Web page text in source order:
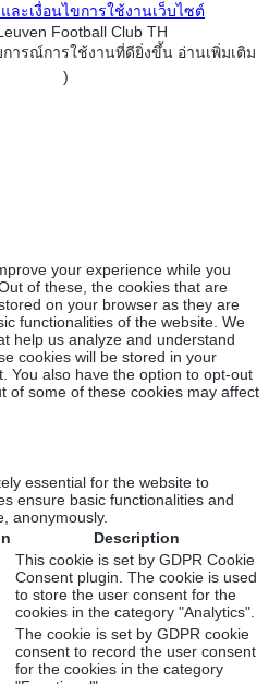
ะเงื่อนไขการใช้งานเว็บไซต์
Football Club TH
ารณ์การใช้งานที่ดียิ่งขึ้น อ่านเพิ่มเติม
)
your experience while you
of these, the cookies that are
on your browser as they are
functionalities of the website. We
help us analyze and understand
cookies will be stored in your
You also have the option to opt-out
of some of these cookies may affect
essential for the website to
ensure basic functionalities and
anonymously.
Description
This cookie is set by GDPR Cookie
Consent plugin. The cookie is used
to store the user consent for the
cookies in the category "Analytics".
The cookie is set by GDPR cookie
consent to record the user consent
for the cookies in the category